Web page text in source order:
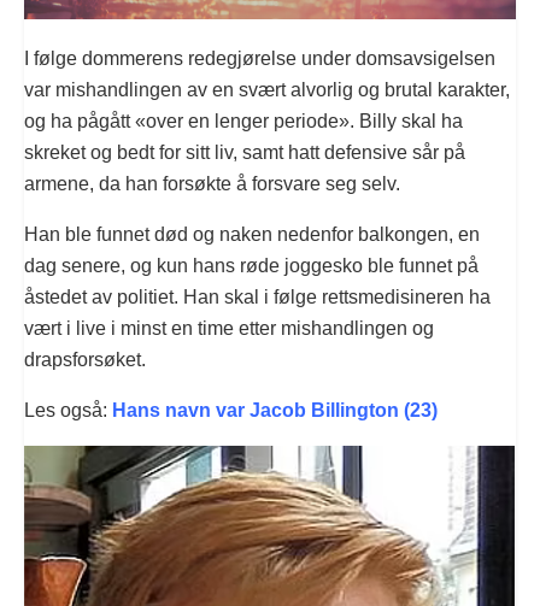
I følge dommerens redegjørelse under domsavsigelsen
var mishandlingen av en svært alvorlig og brutal karakter,
og ha pågått «over en lenger periode». Billy skal ha
skreket og bedt for sitt liv, samt hatt defensive sår på
armene, da han forsøkte å forsvare seg selv.
Han ble funnet død og naken nedenfor balkongen, en
dag senere, og kun hans røde joggesko ble funnet på
åstedet av politiet. Han skal i følge rettsmedisineren ha
vært i live i minst en time etter mishandlingen og
drapsforsøket.
Les også: Hans navn var Jacob Billington (23)